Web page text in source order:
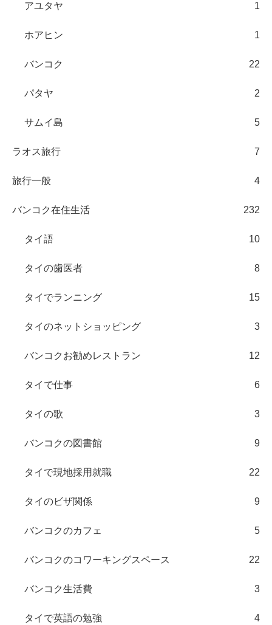
アユタヤ 1
ホアヒン 1
バンコク 22
パタヤ 2
サムイ島 5
ラオス旅行 7
旅行一般 4
バンコク在住生活 232
タイ語 10
タイの歯医者 8
タイでランニング 15
タイのネットショッピング 3
バンコクお勧めレストラン 12
タイで仕事 6
タイの歌 3
バンコクの図書館 9
タイで現地採用就職 22
タイのビザ関係 9
バンコクのカフェ 5
バンコクのコワーキングスペース 22
バンコク生活費 3
タイで英語の勉強 4